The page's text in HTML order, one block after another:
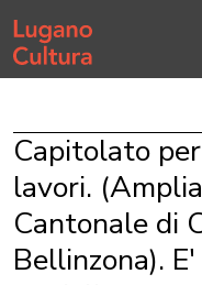
Home page
Capitolato
lavori.
Cantonale di
Bellinzona).